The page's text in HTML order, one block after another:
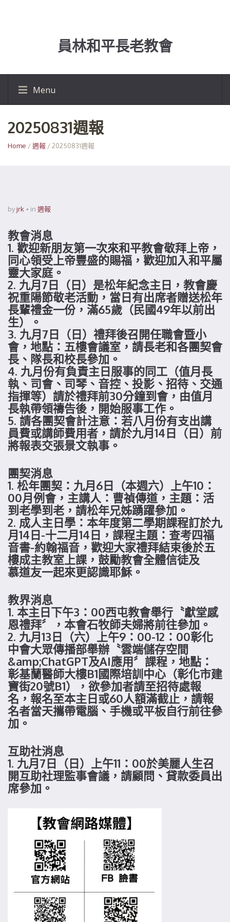
員林和平長老教會
Menu
20250831週報
Home /週報 / 20250831週報
byjrk in 週報
教會消息
1. 歡迎新朋友第一次來和平教會敬拜上帝，
同心領受上帝豐盛的賜福，歡迎加入和平屬
靈大家庭。
2. 九月7日（日）是松年紀念主日，教會慶
祝重陽節敬老活動，當日有出席者贈送松年
長輩禮金一份，滿65歲（民國49年以前出
生）。
3. 九月7日（日）禮拜後召開任職會暨小
會，地點：五樓會議室，請長老和各團契會
長、隊長和校長參加。
4. 九月份有負責主日服事的同工（值月長
執、司會、司琴、音控、投影、招待、交通
指揮等）請於禮拜前30分鐘到會，由值月
長執帶領禱告後，開始服事工作。
5. 請各團契會計注意：若八月份有支出講
員費或講師費用者，請於九月14日（日）前
將報表交張景文執事。
團契消息
1. 松年團契：九月6日（本週六）上午10：
00月例會，主講人：曹禎傳道，主題：活
到老學到老，請松年兄姊踴躍參加。
2. 成人主日學：本年度第二學期課程訂於九
月14日-十二月14日，課程主題：查考四福
音書-約翰福音，歡迎大家禮拜結束後於五
樓成主教室上課，鼓勵教會全體信徒及
慕道友一起來更認識耶穌。
教界消息
1. 本主日下午3：00西屯教會舉行〝獻堂感
恩禮拜〞，本會石牧師夫婦將前往參加。
2. 九月13日（六）上午9：00-12：00彰化
中會大眾傳播部舉辦〝雲端儲存空間
&amp;ChatGPT及AI應用〞課程，地點：
彰基蘭醫師大樓B1國際培訓中心（彰化市建
寶街20號B1），欲參加者請至招待處報
名，報名至本主日或60人額滿截止，請報
名者當天攜帶電腦、手機或平板自行前往參
加。
互助社消息
1. 九月7日（日）上午11：00於美麗人生召
開互助社理監事會議，請顧問、貸款委員出
席參加。